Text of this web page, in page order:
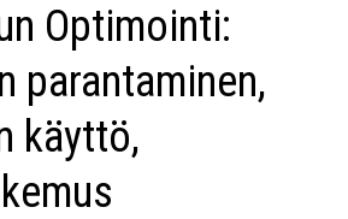
Optimointi:
parantaminen,
käyttö,